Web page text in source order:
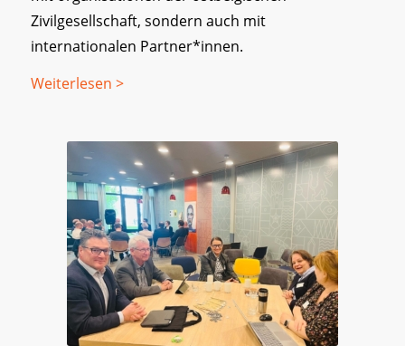
Zivilgesellschaft, sondern auch mit
internationalen Partner*innen.
Weiterlesen >